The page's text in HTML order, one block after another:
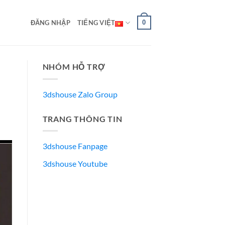
ĐĂNG NHẬP TIẾNG VIỆT 0
NHÓM HỖ TRỢ
3dshouse Zalo Group
TRANG THÔNG TIN
3dshouse Fanpage
3dshouse Youtube